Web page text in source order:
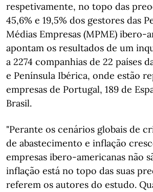
respetivamente, no topo das
45,6% e 19,5% dos gestores das
Médias Empresas (MPME) ibero-
apontam os resultados de um
a 2274 companhias de 22 países
e Península Ibérica, onde estão
empresas de Portugal, 189 de
Brasil.
"Perante os cenários globais de
de abastecimento e inflação
empresas ibero-americanas não
inflação está no topo das suas
referem os autores do estudo.